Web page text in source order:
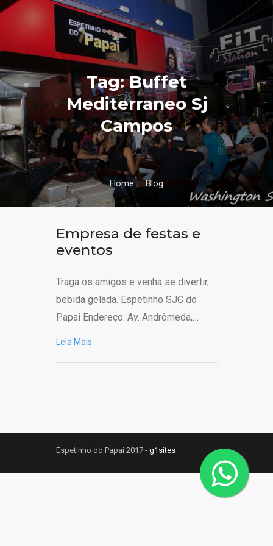
Tag: Buffet
Mediterraneo Sj
Campos
Home Blog
Empresa de festas e
eventos
Traga os amigos e venha se divertir,
bebida gelada. Espetinho SJC do
Papai Endereço: Av. Andrômeda,…
Leia Mais
Espetinho do Papai 2017 - g1sites